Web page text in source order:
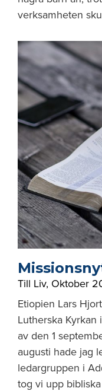
verksamheten
Till Liv, Oktober
Etiopien Lars
Lutherska Kyrkan
av den 1
augusti hade jag
ledargruppen i
tog vi upp